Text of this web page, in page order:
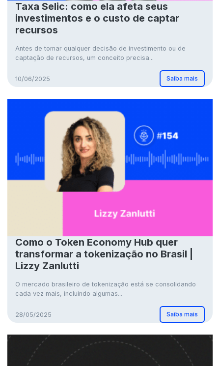
Taxa Selic: como ela afeta seus
investimentos e o custo de captar
recursos
Antes de tomar qualquer decisão de investimento ou de
captação de recursos, um conceito precisa...
10/06/2025 Saiba mais
Como o Token Economy Hub quer
transformar a tokenização no Brasil |
Lizzy Zanlutti
O mercado brasileiro de tokenização está se consolidando
cada vez mais, incluindo algumas...
28/05/2025 Saiba mais